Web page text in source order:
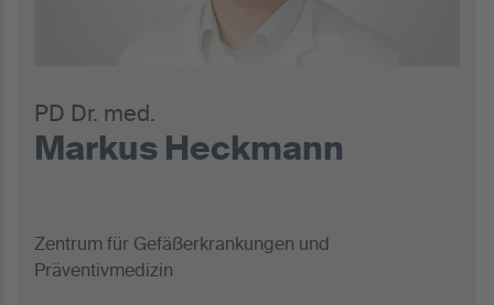
PD Dr. med.
Markus Heckmann
Zentrum für Gefäßerkrankungen und
Präventivmedizin